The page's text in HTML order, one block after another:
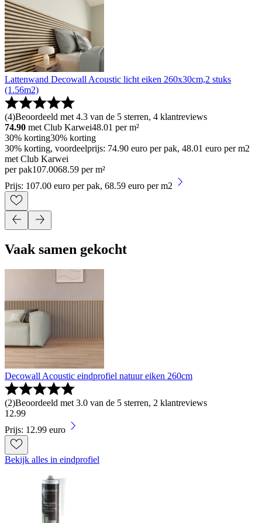
Lattenwand Decowall Acoustic licht eiken 260x30cm,2 stuks
(1.56m2)
(4)Beoordeeld met 4.3 van de 5 sterren, 4 klantreviews
74.90 met Club Karwei48.01 per m²
30% korting30% korting
30% korting, voordeelprijs: 74.90 euro per pak, 48.01 euro per m2
met Club Karwei
per pak107.0068.59 per m²
Prijs: 107.00 euro per pak, 68.59 euro per m2
Vaak samen gekocht
Decowall Acoustic eindprofiel natuur eiken 260cm
(2)Beoordeeld met 3.0 van de 5 sterren, 2 klantreviews
12.99
Prijs: 12.99 euro
Bekijk alles in eindprofiel